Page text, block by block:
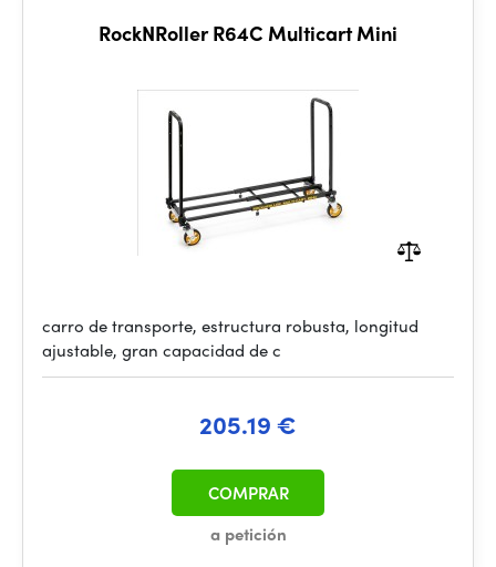
RockNRoller R64C Multicart Mini
carro de transporte, estructura robusta, longitud
ajustable, gran capacidad de c
205.19 €
a petición
COMPRAR